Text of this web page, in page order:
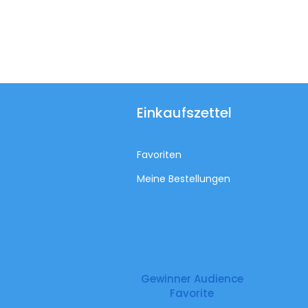
Einkaufszettel
Favoriten
Meine Bestellungen
Gewinner Audience
Favorite